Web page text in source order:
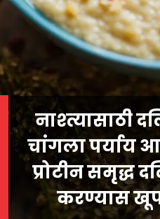
नाश्त्यासाठी
चांगला पर्याय
प्रोटीन समृद्ध
करण्यास